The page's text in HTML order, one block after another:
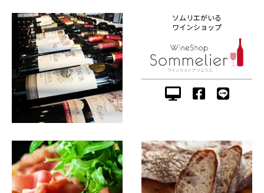
ソムリエがいる
ワインショップ